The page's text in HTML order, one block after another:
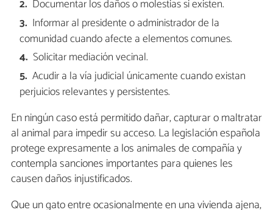
Documentar los daños o molestias si existen.
Informar al presidente o administrador de la
comunidad cuando afecte a elementos comunes.
Solicitar mediación vecinal.
Acudir a la vía judicial únicamente cuando existan
perjuicios relevantes y persistentes.
En ningún caso está permitido dañar, capturar o maltratar
al animal para impedir su acceso. La legislación española
protege expresamente a los animales de compañía y
contempla sanciones importantes para quienes les
causen daños injustificados.
Que un gato entre ocasionalmente en una vivienda ajena,